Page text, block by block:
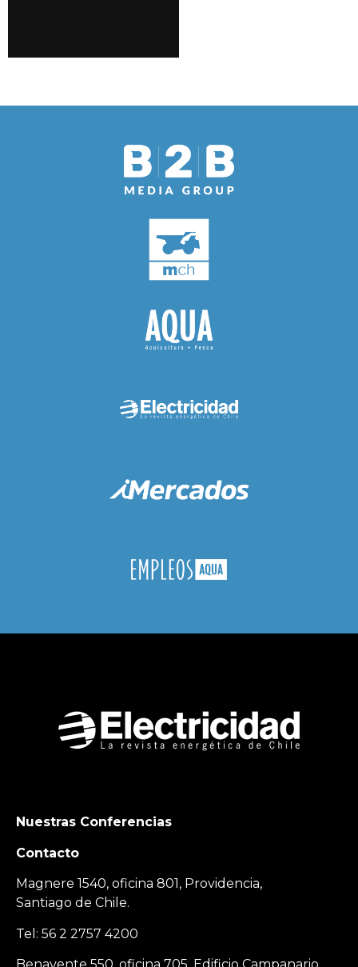
Nuestras Conferencias
Contacto
Magnere 1540, oficina 801, Providencia,
Santiago de Chile.
Tel: 56 2 2757 4200